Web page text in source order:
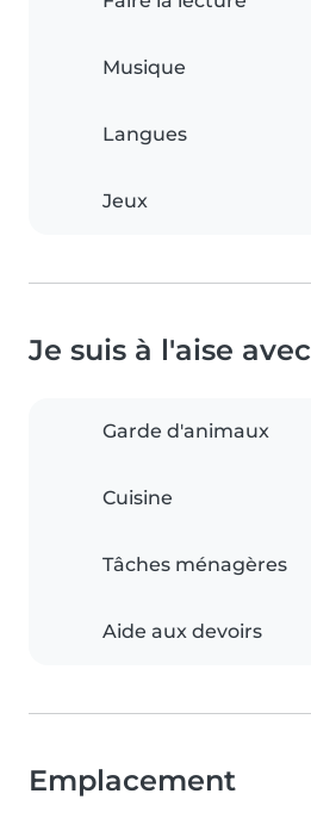
Musique
Langues
Jeux
Je suis à l'aise avec
Garde d'animaux
Cuisine
Tâches ménagères
Aide aux devoirs
Emplacement